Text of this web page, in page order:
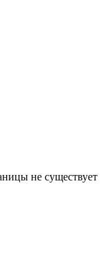
не существует